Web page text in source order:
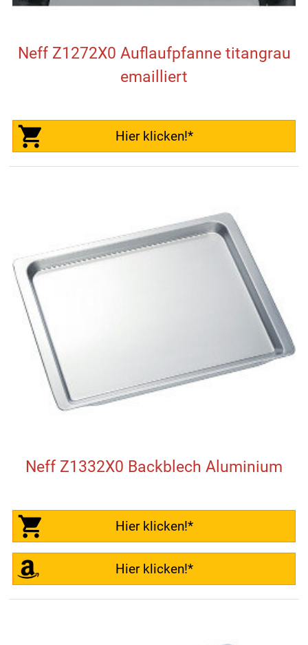
Neff Z1272X0 Auflaufpfanne titangrau
emailliert
Hier klicken!*
Neff Z1332X0 Backblech Aluminium
Hier klicken!*
Hier klicken!*